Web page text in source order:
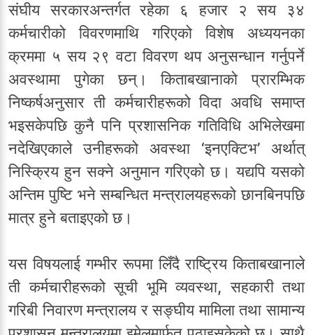
संघीय सरकारअन्तर्गत रहेका ६ हजार २ सय ३४
कर्मचारीको विवरणमाथि गरिएको विशेष अध्ययनका
क्रममा ५ सय २९ वटा विवरण थप अनुसन्धान गर्नुपर्ने
अवस्थामा पुगेका छन्। किताबखानाको प्रारम्भिक
निष्कर्षअनुसार ती कर्मचारीहरूको विदा अवधि समाप्त
भइसकेपछि कुनै पनि प्रशासनिक गतिविधि अभिलेखमा
नदेखिएकाले उनीहरूको अवस्था ‘इनएक्टिभ’ अर्थात्
निस्क्रिय हुन सक्ने अनुमान गरिएको छ। यद्यपि यसको
अन्तिम पुष्टि भने सम्बन्धित मन्त्रालयहरूको छानबिनपछि
मात्र हुने बताइएको छ।
यस विषयलाई गम्भीर रूपमा लिँदै राष्ट्रिय किताबखानाले
ती कर्मचारीहरूको सूची भूमि व्यवस्था, सहकारी तथा
गरिबी निवारण मन्त्रालय र सङ्घीय मामिला तथा सामान्य